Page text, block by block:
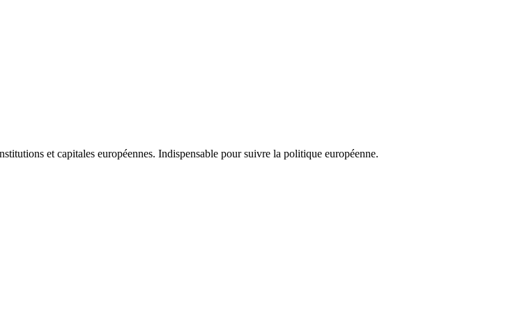
et capitales européennes. Indispensable pour suivre la politique européenne.